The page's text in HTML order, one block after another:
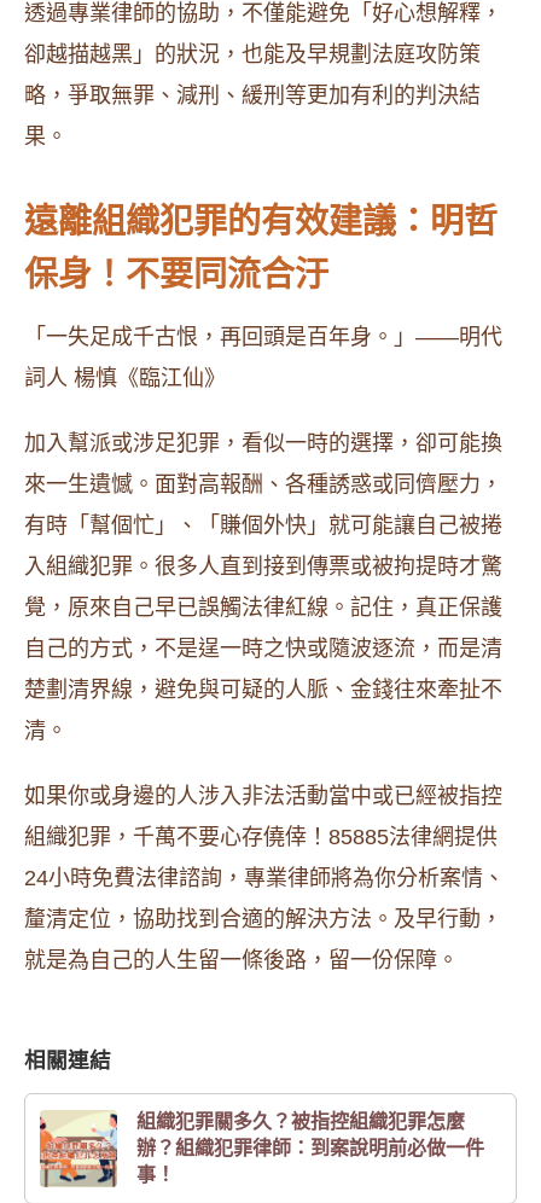
透過專業律師的協助，不僅能避免「好心想解釋，
卻越描越黑」的狀況，也能及早規劃法庭攻防策
略，爭取無罪、減刑、緩刑等更加有利的判決結
果。
遠離組織犯罪的有效建議：明哲
保身！不要同流合汙
「一失足成千古恨，再回頭是百年身。」――明代
詞人 楊慎《臨江仙》
加入幫派或涉足犯罪，看似一時的選擇，卻可能換
來一生遺憾。面對高報酬、各種誘惑或同儕壓力，
有時「幫個忙」、「賺個外快」就可能讓自己被捲
入組織犯罪。很多人直到接到傳票或被拘提時才驚
覺，原來自己早已誤觸法律紅線。記住，真正保護
自己的方式，不是逞一時之快或隨波逐流，而是清
楚劃清界線，避免與可疑的人脈、金錢往來牽扯不
清。
如果你或身邊的人涉入非法活動當中或已經被指控
組織犯罪，千萬不要心存僥倖！85885法律網提供
24小時免費法律諮詢，專業律師將為你分析案情、
釐清定位，協助找到合適的解決方法。及早行動，
就是為自己的人生留一條後路，留一份保障。
相關連結
組織犯罪關多久？被指控組織犯罪怎麼
辦？組織犯罪律師：到案說明前必做一件
事！